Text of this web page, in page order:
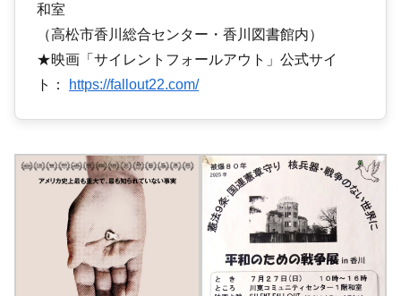
和室
（高松市香川総合センター・香川図書館内）
★映画「サイレントフォールアウト」公式サイ
ト：
https://fallout22.com/